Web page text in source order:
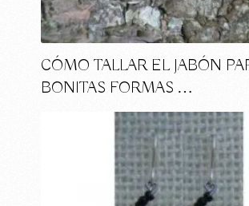
CÓMO TALLAR EL JABÓN
BONITAS FORMAS …